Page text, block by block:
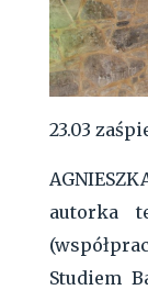
23.03
autorka
Studiem